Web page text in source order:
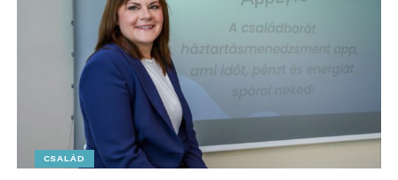
CSALÁD